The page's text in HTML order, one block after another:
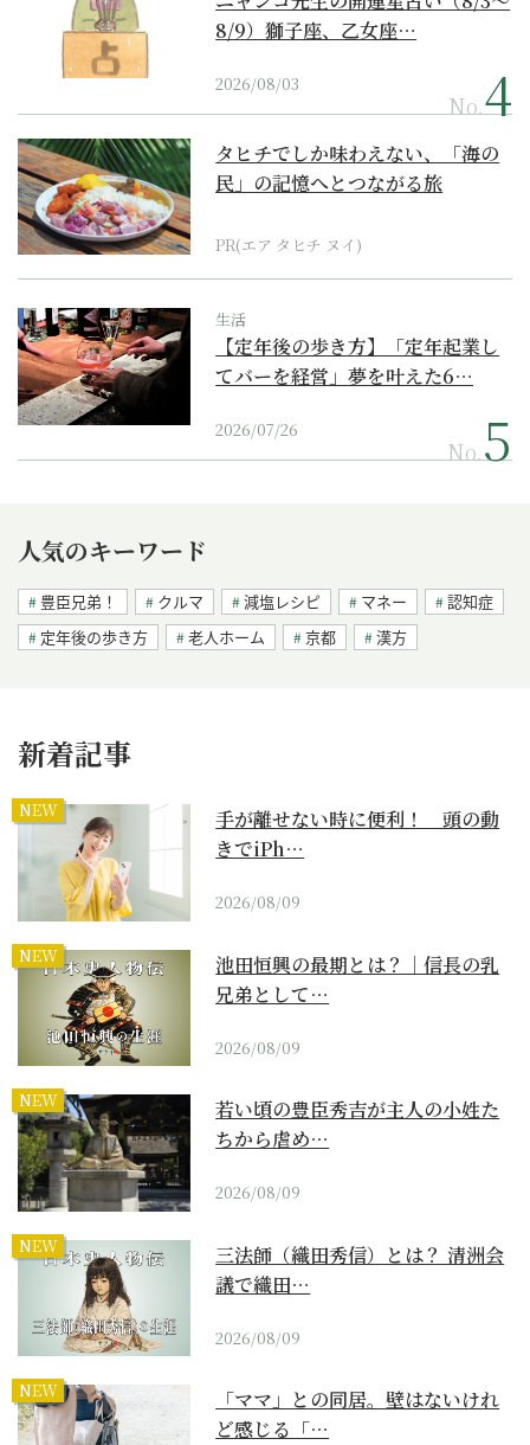
8/9）獅子座、乙女座…
2026/08/03
No.
タヒチでしか味わえない、「海の
民」の記憶へとつながる旅
PR(エア タヒチ ヌイ)
生活
【定年後の歩き方】「定年起業し
てバーを経営」夢を叶えた6…
2026/07/26
No.
人気のキーワード
豊臣兄弟！ クルマ 減塩レシピ マネー
認知症
定年後の歩き方
老人ホーム 京都 漢方
新着記事
NEW
手が離せない時に便利！ 頭の動
きでiPh…
2026/08/09
NEW
池田恒興の最期とは？｜信長の乳
兄弟として…
2026/08/09
NEW
若い頃の豊臣秀吉が主人の小姓た
ちから虐め…
2026/08/09
NEW
三法師（織田秀信）とは？ 清洲会
議で織田…
2026/08/09
NEW
「ママ」との同居。壁はないけれ
ど感じる「…